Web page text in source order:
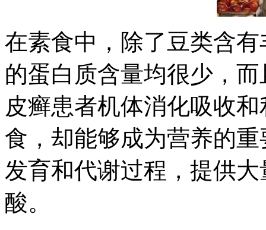
在素食中，除了豆类含
的蛋白质含量均很少，
皮癣患者机体消化吸收
食，却能够成为营养的
发育和代谢过程，提供
酸。